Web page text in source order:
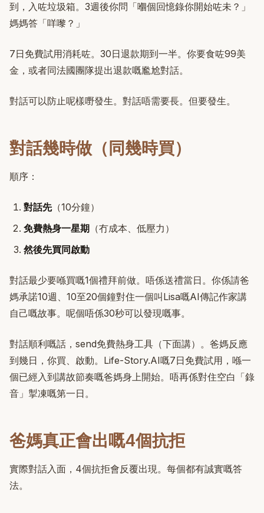
到，入咗垃圾箱。3週後你問「嗰個回憶錄你開始咗未？」
媽媽答「咩嚟？」
7日免費試用消耗咗。30日退款期到一半。你要食咗99美
金，或者同法國團隊提出退款嘅尷尬對話。
對話可以防止呢樣嘢發生。對話唔需要長。但要發生。
對話幾時做（同幾時買）
順序：
對話先（10分鐘）
免費熱身一星期 （冇成本、低壓力）
然後先買同啟動
對話最少要喺買嘅1個禮拜前做。唔係送禮當日。你係請爸
媽承諾10週、10至20個鐘對住一個叫Lisa嘅AI傳記作家講
自己嘅故事。呢個唔係30秒可以發現嘅事。
對話順利嘅話，send免費熱身工具（下面講）。爸媽反應
到幾日，你買、啟動。Life-Story.AI嘅7日免費試用，喺一
個已經入到講故節奏嘅爸媽身上開始。唔再係對住空白「錄
音」掣凍嘅第一日。
爸媽真正會出嘅4個抗拒
實際對話入面，4個抗拒會反覆出現。每個都有誠實嘅答
法。